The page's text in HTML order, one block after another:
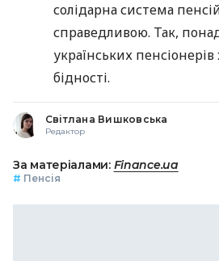
солідарна система
справедливою. Так,
українських
бідності.
Світлана Вишковська
Редактор
За матеріалами: Finance.ua
# Пенсія